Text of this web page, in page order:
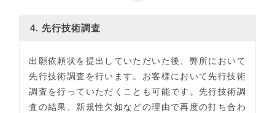
4. 先行技術調査
出願依頼状を提出していただいた後、弊所において
先行技術調査を行います。お客様において先行技術
調査を行っていただくことも可能です。先行技術調
査の結果、新規性欠如などの理由で再度の打ち合わ